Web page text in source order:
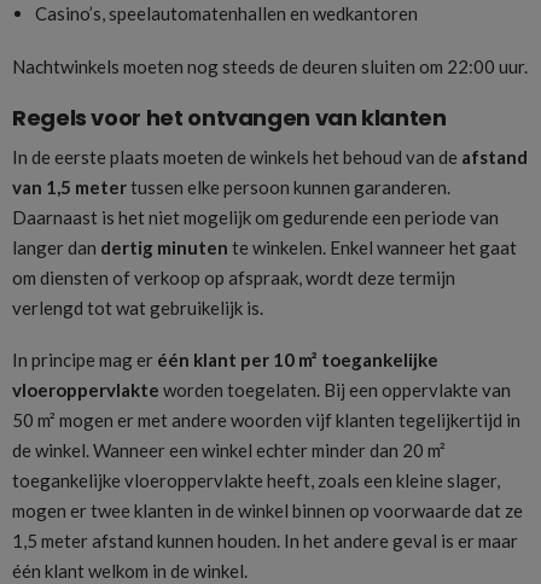
Casino’s, speelautomatenhallen en wedkantoren
Nachtwinkels moeten nog steeds de deuren sluiten om 22:00 uur.
Regels voor het ontvangen van klanten
In de eerste plaats moeten de winkels het behoud van de afstand
van 1,5 metertussen elke persoon kunnen garanderen.
Daarnaast is het niet mogelijk om gedurende een periode van
langer dan dertig minuten te winkelen. Enkel wanneer het gaat
om diensten of verkoop op afspraak, wordt deze termijn
verlengd tot wat gebruikelijk is.
In principe mag er één klant per 10 m² toegankelijke
vloeroppervlakte worden toegelaten. Bij een oppervlakte van
50 m² mogen er met andere woorden vijf klanten tegelijkertijd in
de winkel. Wanneer een winkel echter minder dan 20 m²
toegankelijke vloeroppervlakte heeft, zoals een kleine slager,
mogen er twee klanten in de winkel binnen op voorwaarde dat ze
1,5 meter afstand kunnen houden. In het andere geval is er maar
één klant welkom in de winkel.